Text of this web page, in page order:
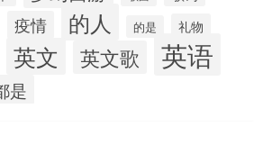
疫情 的人 的是 礼物
英文 英文歌 英语
是